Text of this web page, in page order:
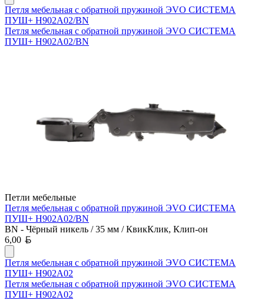
Петля мебельная с обратной пружиной ЭVO СИСТЕМА
ПУШ+ H902A02/BN
Петля мебельная с обратной пружиной ЭVO СИСТЕМА
ПУШ+ H902A02/BN
Петли мебельные
Петля мебельная с обратной пружиной ЭVO СИСТЕМА
ПУШ+ H902A02/BN
BN - Чёрный никель / 35 мм / КвикКлик, Клип-он
6,00
Петля мебельная с обратной пружиной ЭVO СИСТЕМА
ПУШ+ H902A02
Петля мебельная с обратной пружиной ЭVO СИСТЕМА
ПУШ+ H902A02